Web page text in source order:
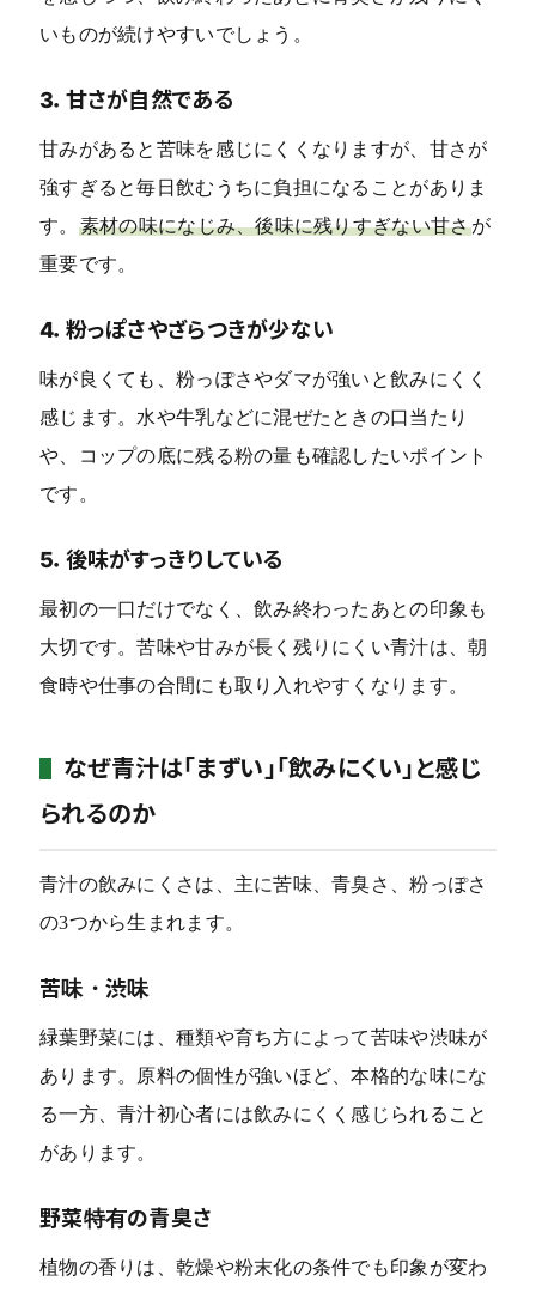
いものが続けやすいでしょう。
3．甘さが自然である
甘みがあると苦味を感じにくくなりますが、甘さが
強すぎると毎日飲むうちに負担になることがありま
す。 素材の味になじみ、後味に残りすぎない甘さが
重要です。
4．粉っぽさやざらつきが少ない
味が良くても、粉っぽさやダマが強いと飲みにくく
感じます。水や牛乳などに混ぜたときの口当たり
や、コップの底に残る粉の量も確認したいポイント
です。
5．後味がすっきりしている
最初の一口だけでなく、飲み終わったあとの印象も
大切です。苦味や甘みが長く残りにくい青汁は、朝
食時や仕事の合間にも取り入れやすくなります。
なぜ青汁は「まずい」「飲みにくい」と感じ
られるのか
青汁の飲みにくさは、主に苦味、青臭さ、粉っぽさ
の3つから生まれます。
苦味・渋味
緑葉野菜には、種類や育ち方によって苦味や渋味が
あります。原料の個性が強いほど、本格的な味にな
る一方、青汁初心者には飲みにくく感じられること
があります。
野菜特有の青臭さ
植物の香りは、乾燥や粉末化の条件でも印象が変わ